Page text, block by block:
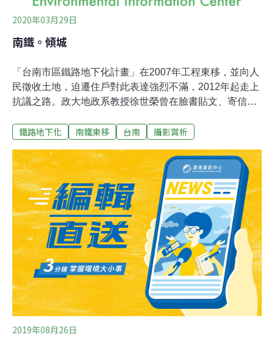
2020年03月29日
南鐵。傾城
「台南市區鐵路地下化計畫」在2007年工程東移，並向人
民徵收土地，迫遷住戶對此表達強烈不滿，2012年起走上
抗議之路。政大地政系教授徐世榮曾在臉書貼文、寄信向
二個大埔事件」。此案原訂2017年底完工，不過「南鐵東
拆屋，引發迫遷住戶更大的反彈。本篇轉載自漂浪島嶼，
對台南市鐵路東側沿線的「住戶」，所拍攝的一系列照
片。※ 圖文轉載自漂浪島嶼
鐵路地下化 南鐵東移 台南 攝影賞析
2019年08月26日